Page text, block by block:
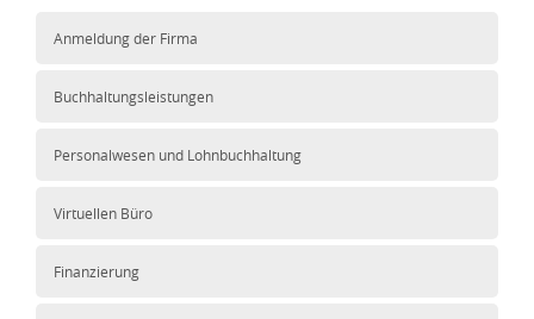
Anmeldung der Firma
Buchhaltungsleistungen
Personalwesen und Lohnbuchhaltung
Virtuellen Büro
Finanzierung